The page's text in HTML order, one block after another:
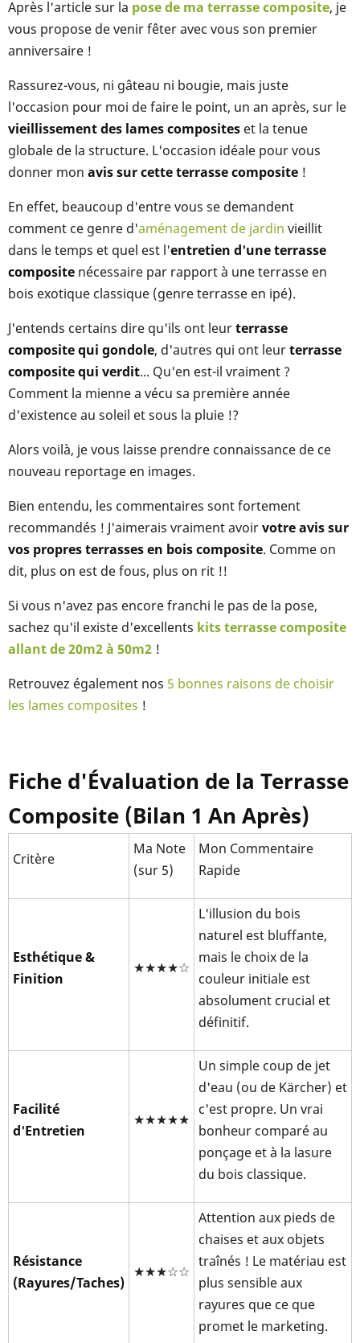
Après l'article sur la pose de ma terrasse composite, je
vous propose de venir fêter avec vous son premier
anniversaire !
Rassurez-vous, ni gâteau ni bougie, mais juste
l'occasion pour moi de faire le point, un an après, sur le
vieillissement des lames composites et la tenue
globale de la structure. L'occasion idéale pour vous
donner mon avis sur cette terrasse composite !
En effet, beaucoup d'entre vous se demandent
comment ce genre d'aménagement de jardin vieillit
dans le temps et quel est l'entretien d'une terrasse
composite nécessaire par rapport à une terrasse en
bois exotique classique (genre terrasse en ipé).
J'entends certains dire qu'ils ont leurterrasse
composite qui gondole, d'autres qui ont leurterrasse
composite qui verdit... Qu'en est-il vraiment ?
Comment la mienne a vécu sa première année
d'existence au soleil et sous la pluie !?
Alors voilà, je vous laisse prendre connaissance de ce
nouveau reportage en images.
Bien entendu, les commentaires sont fortement
recommandés ! J'aimerais vraiment avoirvotre avis sur
vos propres terrasses en bois composite. Comme on
dit, plus on est de fous, plus on rit !!
Si vous n'avez pas encore franchi le pas de la pose,
sachez qu'il existe d'excellents kits terrasse composite
allant de 20m2 à 50m2 !
Retrouvez également nos 5 bonnes raisons de choisir
les lames composites !
Fiche d'Évaluation de la Terrasse
Composite (Bilan 1 An Après)
Critère
Ma Note
(sur 5)
Mon Commentaire
Rapide
Esthétique &
Finition
★★★★☆
L'illusion du bois
naturel est bluffante,
mais le choix de la
couleur initiale est
absolument crucial et
définitif.
Facilité
d'Entretien
★★★★★
Un simple coup de jet
d'eau (ou de Kärcher) et
c'est propre. Un vrai
bonheur comparé au
ponçage et à la lasure
du bois classique.
Résistance
(Rayures/Taches)
★★★☆☆
Attention aux pieds de
chaises et aux objets
traînés ! Le matériau est
plus sensible aux
rayures que ce que
promet le marketing.